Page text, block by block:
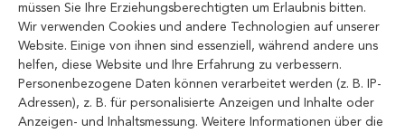
Gemeinde Ostrhauderfehn
Tourist-Information
Hauptstr. 117
26842 Ostrhauderfehn
müssen Sie Ihre Erziehungsberechtigten um Erlaubnis bitten.
Wir verwenden Cookies und andere Technologien auf unserer
Website. Einige von ihnen sind essenziell, während andere uns
helfen, diese Website und Ihre Erfahrung zu verbessern.
Personenbezogene Daten können verarbeitet werden (z. B. IP-
Adressen), z. B. für personalisierte Anzeigen und Inhalte oder
Anzeigen- und Inhaltsmessung. Weitere Informationen über die